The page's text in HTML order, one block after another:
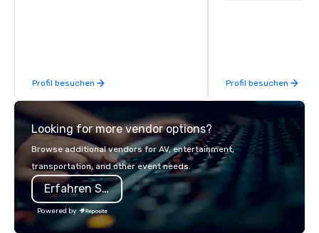
Profil besuchen
years of industry
commitment to
smart, reliable
make the end-user
seamless from start to
Profil besuchen
Looking for more vendor options?
Browse additional vendors for AV, entertainment,
transportation, and other event needs.
Erfahren Sie mehr
Powered by